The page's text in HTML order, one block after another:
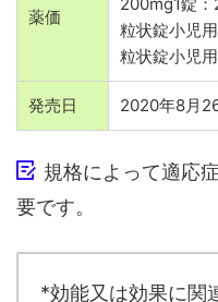
薬価
粒状錠小児
粒状錠小児
発売日 2020年8月
規格によって適応
要です。
*効能又は効果に関